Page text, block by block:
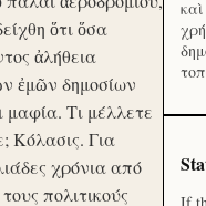
ὅτι ὅσα
ἀλήθεια
ἐμῶν δημοσίων
μαφία. Τι μέλλετε
Κόλασις. Για
χρόνια από
πολιτικούς